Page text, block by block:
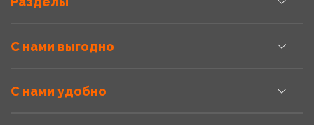
С нами выгодно
С нами удобно